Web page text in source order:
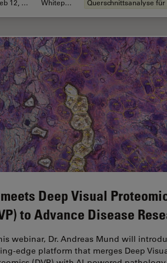
Feb 12, 2026 Whitepaper
Deep Visual
to Advance Disease
webinar, Dr. Andreas Mund will
edge platform that merges Deep